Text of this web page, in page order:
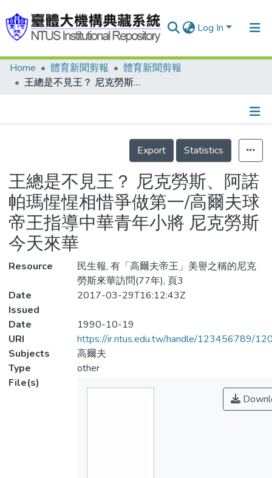
Log In
Communities & Collections
Statistics
Home 體育新聞剪報
體育新聞剪報
王總是不見王？ 尼克勞斯、阿諾帕瑪惺惺相惜爭做第一/高爾夫球帝王指導中華青年小將 尼克勞斯今天來華
Details
Export
Statistics
王總是不見王？ 尼克勞斯、阿諾
帕瑪惺惺相惜爭做第一/高爾夫球
帝王指導中華青年小將 尼克勞斯
今天來華
Resource
民生報, 有「高爾夫帝王」美譽之稱的尼克
勞斯來華訪問(77年), 頁3
Date
Issued
2017-03-29T16:12:43Z
Date
1990-10-19
URI
https://ir.ntus.edu.tw/handle/123456789/
Subjects
高爾夫
Type
other
File(s)